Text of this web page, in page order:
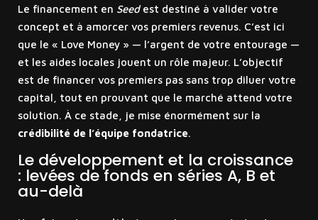
Le financement en Seedest destiné à valider votre
concept et à amorcer vos premiers revenus. C’est ici
que le « Love Money » — l’argent de votre entourage —
et les aides locales jouent un rôle majeur. L’objectif
est de financer vos premiers pas sans trop diluer votre
capital, tout en prouvant que le marché attend votre
solution. À ce stade, je mise énormément sur la
crédibilité de l’équipe fondatrice.
Le développement et la croissance
: levées de fonds en séries A, B et
au-delà